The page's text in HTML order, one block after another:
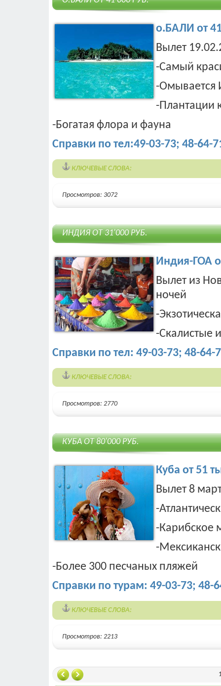
о.БАЛИ от
Вылет
-Самый
-Омывается
-Плантации
-Богатая флора и фауна
Справки по тел:49-03-73; 48-64-
КЛЮЧЕВЫЕ СЛОВА:
Просмотров: 3072
ИНДИЯ ОТ 31'000 РУБ.
Индия-ГОА
Вылет из
ночей
-
-Скалистые
Справки по тел: 49-03-73; 48-64-
КЛЮЧЕВЫЕ СЛОВА:
Просмотров: 2770
КУБА ОТ 80'000 РУБ.
Куба от 51
Вылет 8
-
-Карибское
-
-Более 300 песчаных пляжей
Справки по турам: 49-03-73; 48-
КЛЮЧЕВЫЕ СЛОВА:
Просмотров: 2213